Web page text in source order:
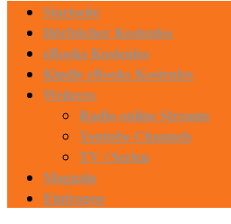
Startseite
Hörbücher Kostenlos
eBooks Kostenlos
Kindle eBooks Kostenlos
Weiteres
Radio online Streams
Youtube Channels
TV / Serien
Magazin
Eintragen